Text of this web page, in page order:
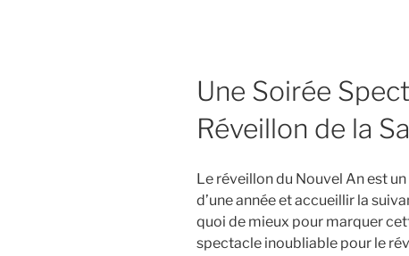
Une Soirée
Réveillon de la
Le réveillon du Nouvel An est
d’une année et accueillir la
quoi de mieux pour marquer
spectacle inoubliable pour le